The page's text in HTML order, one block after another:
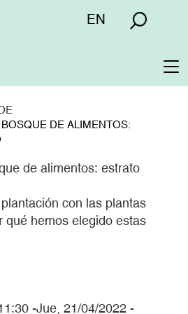
Menú
EN
DE ALIMENTOS:
de alimentos: estrato
con las plantas
qué hemos elegido estas
-Jue, 21/04/2022 -